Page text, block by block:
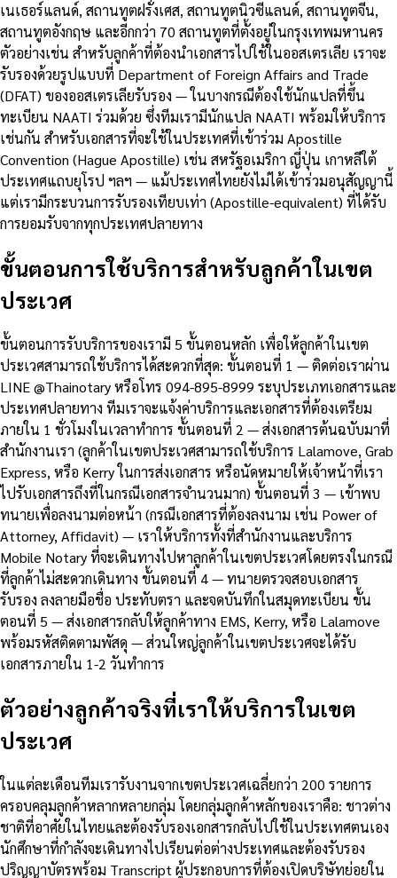
เนเธอร์แลนด์, สถานทูตฝรั่งเศส, สถานทูตนิวซีแลนด์, สถานทูตจีน,
สถานทูตอังกฤษ และอีกกว่า 70 สถานทูตที่ตั้งอยู่ในกรุงเทพมหานคร
ตัวอย่างเช่น สำหรับลูกค้าที่ต้องนำเอกสารไปใช้ในออสเตรเลีย เราจะ
รับรองด้วยรูปแบบที่ Department of Foreign Affairs and Trade
(DFAT) ของออสเตรเลียรับรอง — ในบางกรณีต้องใช้นักแปลที่ขึ้น
ทะเบียน NAATI ร่วมด้วย ซึ่งทีมเรามีนักแปล NAATI พร้อมให้บริการ
เช่นกัน สำหรับเอกสารที่จะใช้ในประเทศที่เข้าร่วม Apostille
Convention (Hague Apostille) เช่น สหรัฐอเมริกา ญี่ปุ่น เกาหลีใต้
ประเทศแถบยุโรป ฯลฯ — แม้ประเทศไทยยังไม่ได้เข้าร่วมอนุสัญญานี้
แต่เรามีกระบวนการรับรองเทียบเท่า (Apostille-equivalent) ที่ได้รับ
การยอมรับจากทุกประเทศปลายทาง
ขั้นตอนการใช้บริการสำหรับลูกค้าในเขต
ประเวศ
ขั้นตอนการรับบริการของเรามี 5 ขั้นตอนหลัก เพื่อให้ลูกค้าในเขต
ประเวศสามารถใช้บริการได้สะดวกที่สุด: ขั้นตอนที่ 1 — ติดต่อเราผ่าน
LINE @Thainotary หรือโทร 094-895-8999 ระบุประเภทเอกสารและ
ประเทศปลายทาง ทีมเราจะแจ้งค่าบริการและเอกสารที่ต้องเตรียม
ภายใน 1 ชั่วโมงในเวลาทำการ ขั้นตอนที่ 2 — ส่งเอกสารต้นฉบับมาที่
สำนักงานเรา (ลูกค้าในเขตประเวศสามารถใช้บริการ Lalamove, Grab
Express, หรือ Kerry ในการส่งเอกสาร หรือนัดหมายให้เจ้าหน้าที่เรา
ไปรับเอกสารถึงที่ในกรณีเอกสารจำนวนมาก) ขั้นตอนที่ 3 — เข้าพบ
ทนายเพื่อลงนามต่อหน้า (กรณีเอกสารที่ต้องลงนาม เช่น Power of
Attorney, Affidavit) — เราให้บริการทั้งที่สำนักงานและบริการ
Mobile Notary ที่จะเดินทางไปหาลูกค้าในเขตประเวศโดยตรงในกรณี
ที่ลูกค้าไม่สะดวกเดินทาง ขั้นตอนที่ 4 — ทนายตรวจสอบเอกสาร
รับรอง ลงลายมือชื่อ ประทับตรา และจดบันทึกในสมุดทะเบียน ขั้น
ตอนที่ 5 — ส่งเอกสารกลับให้ลูกค้าทาง EMS, Kerry, หรือ Lalamove
พร้อมรหัสติดตามพัสดุ — ส่วนใหญ่ลูกค้าในเขตประเวศจะได้รับ
เอกสารภายใน 1-2 วันทำการ
ตัวอย่างลูกค้าจริงที่เราให้บริการในเขต
ประเวศ
ในแต่ละเดือนทีมเรารับงานจากเขตประเวศเฉลี่ยกว่า 200 รายการ
ครอบคลุมลูกค้าหลากหลายกลุ่ม โดยกลุ่มลูกค้าหลักของเราคือ: ชาวต่าง
ชาติที่อาศัยในไทยและต้องรับรองเอกสารกลับไปใช้ในประเทศตนเอง
นักศึกษาที่กำลังจะเดินทางไปเรียนต่อต่างประเทศและต้องรับรอง
ปริญญาบัตรพร้อม Transcript ผู้ประกอบการที่ต้องเปิดบริษัทย่อยใน